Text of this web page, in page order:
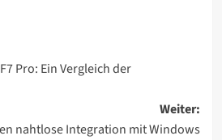
Pro: Ein Vergleich der
Weiter:
nahtlose Integration mit Windows